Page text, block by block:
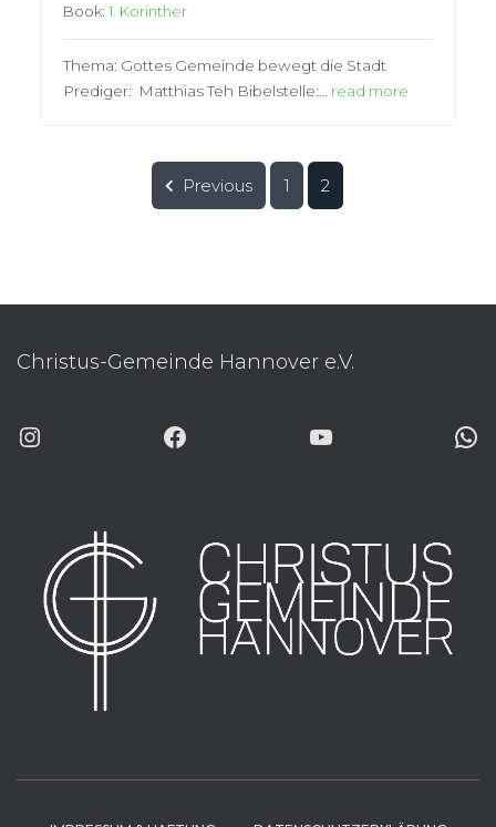
Book:1. Korinther
Thema: Gottes Gemeinde bewegt die Stadt
Prediger: Matthias Teh Bibelstelle:… read more
Previous 1 2
Christus-Gemeinde Hannover e.V.